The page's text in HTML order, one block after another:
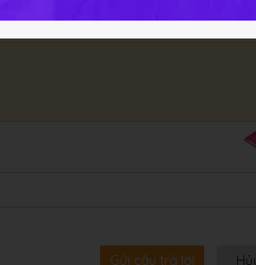
Gửi câu trả lời